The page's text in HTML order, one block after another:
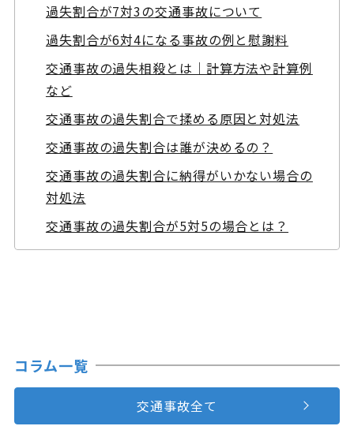
過失割合が7対3の交通事故について
過失割合が6対4になる事故の例と慰謝料
交通事故の過失相殺とは｜計算方法や計算例
など
交通事故の過失割合で揉める原因と対処法
交通事故の過失割合は誰が決めるの？
交通事故の過失割合に納得がいかない場合の
対処法
交通事故の過失割合が5対5の場合とは？
コラム一覧
交通事故全て